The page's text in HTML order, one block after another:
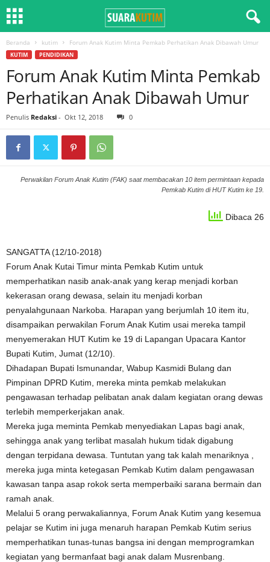
Beranda kutim Forum Anak Kutim Minta Pemkab Perhatikan Anak Dibawah Umur
KUTIM PENDIDIKAN
Forum Anak Kutim Minta Pemkab
Perhatikan Anak Dibawah Umur
Penulis Redaksi - Okt 12, 2018 0
Perwakilan Forum Anak Kutim (FAK) saat membacakan 10 item permintaan kepada
Pemkab Kutim di HUT Kutim ke 19.
Dibaca 26
SANGATTA (12/10-2018)
Forum Anak Kutai Timur minta Pemkab Kutim untuk
memperhatikan nasib anak-anak yang kerap menjadi korban
kekerasan orang dewasa, selain itu menjadi korban
penyalahgunaan Narkoba. Harapan yang berjumlah 10 item itu,
disampaikan perwakilan Forum Anak Kutim usai mereka tampil
menyemerakan HUT Kutim ke 19 di Lapangan Upacara Kantor
Bupati Kutim, Jumat (12/10).
Dihadapan Bupati Ismunandar, Wabup Kasmidi Bulang dan
Pimpinan DPRD Kutim, mereka minta pemkab melakukan
pengawasan terhadap pelibatan anak dalam kegiatan orang dewas
terlebih memperkerjakan anak.
Mereka juga meminta Pemkab menyediakan Lapas bagi anak,
sehingga anak yang terlibat masalah hukum tidak digabung
dengan terpidana dewasa. Tuntutan yang tak kalah menariknya ,
mereka juga minta ketegasan Pemkab Kutim dalam pengawasan
kawasan tanpa asap rokok serta memperbaiki sarana bermain dan
ramah anak.
Melalui 5 orang perwakaliannya, Forum Anak Kutim yang kesemua
pelajar se Kutim ini juga menaruh harapan Pemkab Kutim serius
memperhatikan tunas-tunas bangsa ini dengan memprogramkan
kegiatan yang bermanfaat bagi anak dalam Musrenbang.